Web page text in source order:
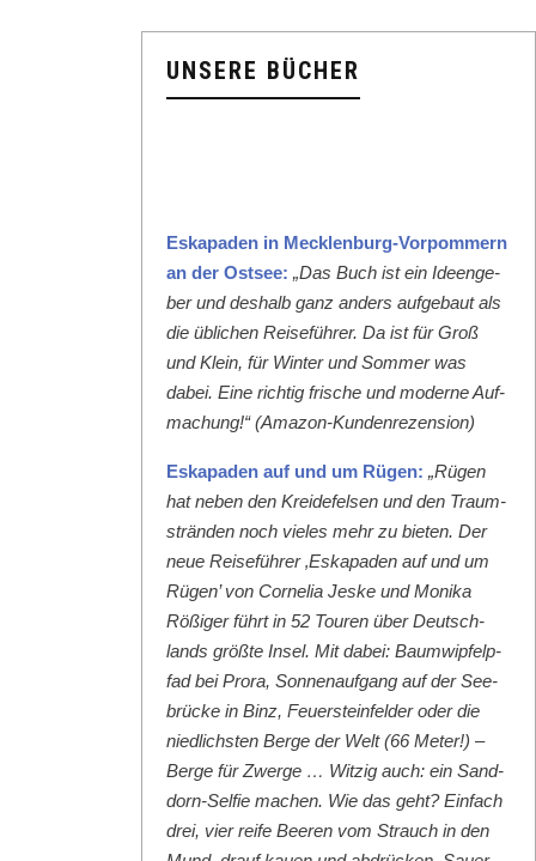
UNSERE BÜCHER
Eska­paden in Meck­len­burg-Vor­pom­mern
an der Ost­see: „Das Buch ist ein Ideenge­
ber und deshalb ganz anders aufge­baut als
die üblichen Reise­führer. Da ist für Groß
und Klein, für Win­ter und Som­mer was
dabei. Eine richtig frische und mod­erne Auf­
machung!“ (Ama­zon-Kun­den­rezen­sion)
Eska­paden auf und um Rügen: „Rügen
hat neben den Krei­de­felsen und den Traum­
strän­den noch vieles mehr zu bieten. Der
neue Reise­führer ‚Eska­paden auf und um
Rügen’ von Cor­nelia Jeske und Moni­ka
Rößiger führt in 52 Touren über Deutsch­
lands größte Insel. Mit dabei: Baumwipfelp­
fad bei Pro­ra, Son­nenauf­gang auf der See­
brücke in Binz, Feuer­ste­in­felder oder die
niedlich­sten Berge der Welt (66 Meter!) –
Berge für Zwerge … Witzig auch: ein Sand­
dorn-Self­ie machen. Wie das geht? Ein­fach
drei, vier reife Beeren vom Strauch in den